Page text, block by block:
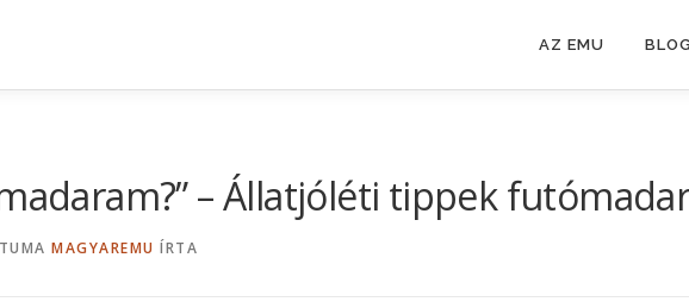
AZ EMU
– Állatjóléti tippek
MAGYAREMU ÍRTA